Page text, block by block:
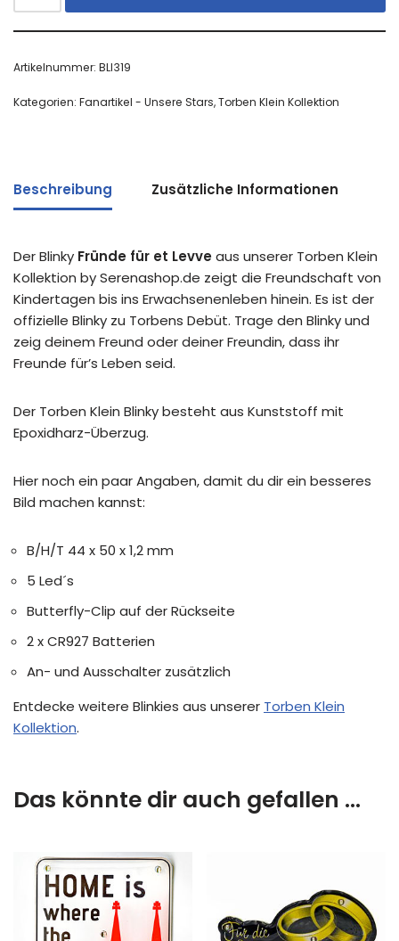
Artikelnummer: BLI319
Kategorien: Fanartikel - Unsere Stars,Torben Klein Kollektion
Beschreibung Zusätzliche Informationen
Der Blinky Fründe für et Levveaus unserer Torben Klein
Kollektion by Serenashop.de zeigt die Freundschaft von
Kindertagen bis ins Erwachsenenleben hinein. Es ist der
offizielle Blinky zu Torbens Debüt. Trage den Blinky und
zeig deinem Freund oder deiner Freundin, dass ihr
Freunde für’s Leben seid.
Der Torben Klein Blinky besteht aus Kunststoff mit
Epoxidharz-Überzug.
Hier noch ein paar Angaben, damit du dir ein besseres
Bild machen kannst:
B/H/T 44 x 50 x 1,2 mm
5 Led´s
Butterfly-Clip auf der Rückseite
2 x CR927 Batterien
An- und Ausschalter zusätzlich
Entdecke weitere Blinkies aus unserer Torben Klein
Kollektion.
Das könnte dir auch gefallen …